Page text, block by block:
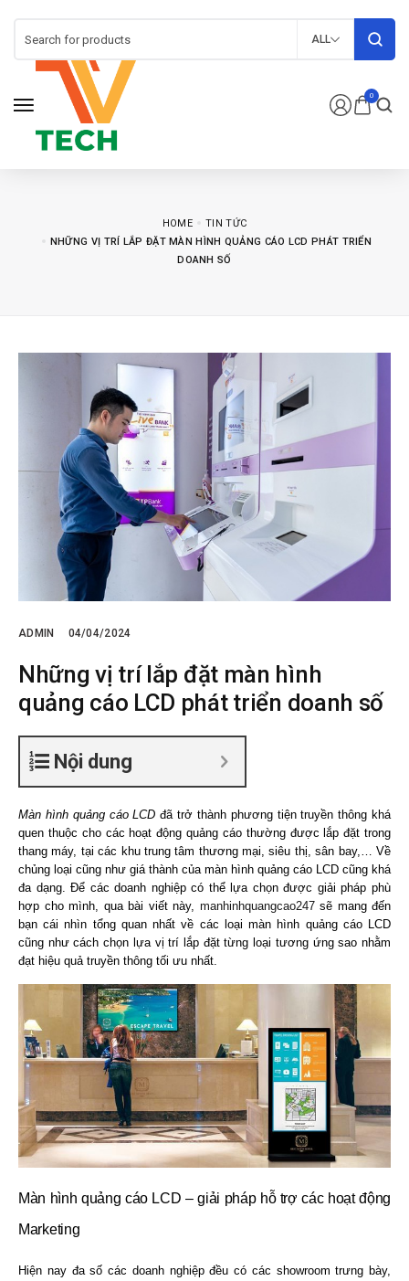
0
ALL
HOME
TIN TỨC
NHỮNG VỊ TRÍ LẮP ĐẶT MÀN HÌNH QUẢNG CÁO LCD PHÁT TRIỂN
DOANH SỐ
ADMIN 04/04/2024
Những vị trí lắp đặt màn hình
quảng cáo LCD phát triển doanh số
Nội dung
Màn hình quảng cáo LCD đã trở thành phương tiện truyền thông khá
quen thuộc cho các hoạt động quảng cáo thường được lắp đặt trong
thang máy, tại các khu trung tâm thương mại, siêu thị, sân bay,… Về
chủng loại cũng như giá thành của màn hình quảng cáo LCD cũng khá
đa dạng. Để các doanh nghiệp có thể lựa chọn được giải pháp phù
hợp cho mình, qua bài viết này, manhinhquangcao247sẽ mang đến
bạn cái nhìn tổng quan nhất về các loại màn hình quảng cáo LCD
cũng như cách chọn lựa vị trí lắp đặt từng loại tương ứng sao nhằm
đạt hiệu quả truyền thông tối ưu nhất.
Màn hình quảng cáo LCD – giải pháp hỗ trợ các hoạt động
Marketing
Hiện nay đa số các doanh nghiệp đều có các showroom trưng bày,